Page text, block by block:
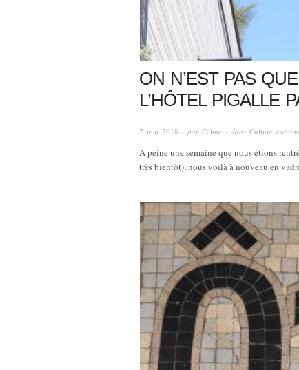
ON N’EST PAS
L’HÔTEL PIGALLE
7 mai 2018 · par Céline · dans Culture
A peine une semaine que nous étions
très bientôt), nous voilà à nouveau en